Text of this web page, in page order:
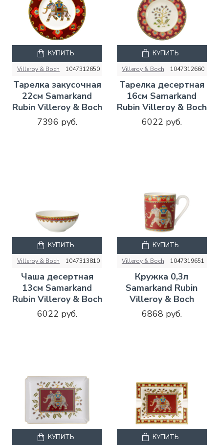
Villeroy & Boch 1047312650
Тарелка закусочная
22см Samarkand
Rubin Villeroy & Boch
7396 руб.
КУПИТЬ
Villeroy & Boch 1047312660
Тарелка десертная
16см Samarkand
Rubin Villeroy & Boch
6022 руб.
КУПИТЬ
Villeroy & Boch 1047313810
Чаша десертная
13см Samarkand
Rubin Villeroy & Boch
6022 руб.
КУПИТЬ
Villeroy & Boch 1047319651
Кружка 0,3л
Samarkand Rubin
Villeroy & Boch
6868 руб.
КУПИТЬ
КУПИТЬ КУПИТЬ